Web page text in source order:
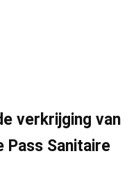
verkrijging van
Pass Sanitaire